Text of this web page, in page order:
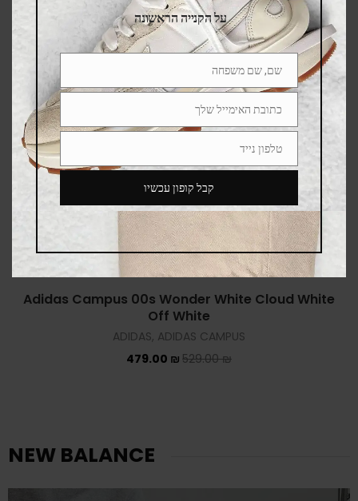
Adidas Campus 00s Wonder White Cloud White
Off White
ADIDAS, ADIDAS CAMPUS
529.00₪
479.00 ₪
NEW BALANCE
על הקנייה הראשונה
Nameשם, שם משפחה
Emailכתובת האימייל שלך
Phone
Number
טלפון נייד
קבל קופון עכשיו